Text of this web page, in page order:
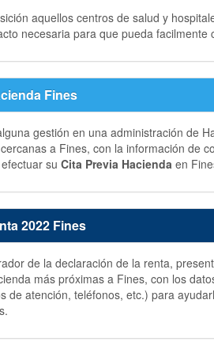
aquellos centros de salud y
necesaria para que pueda facilmente
Fines
gestión en una administración de
a Fines, con la información de
su Cita Previa Hacienda en
2022 Fines
de la declaración de la renta,
más próximas a Fines, con los
de atención, teléfonos, etc.) para